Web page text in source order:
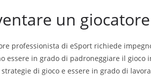
un
professionista di eSport richiede
essere in grado di padroneggiare il gioco
di gioco e essere in grado di